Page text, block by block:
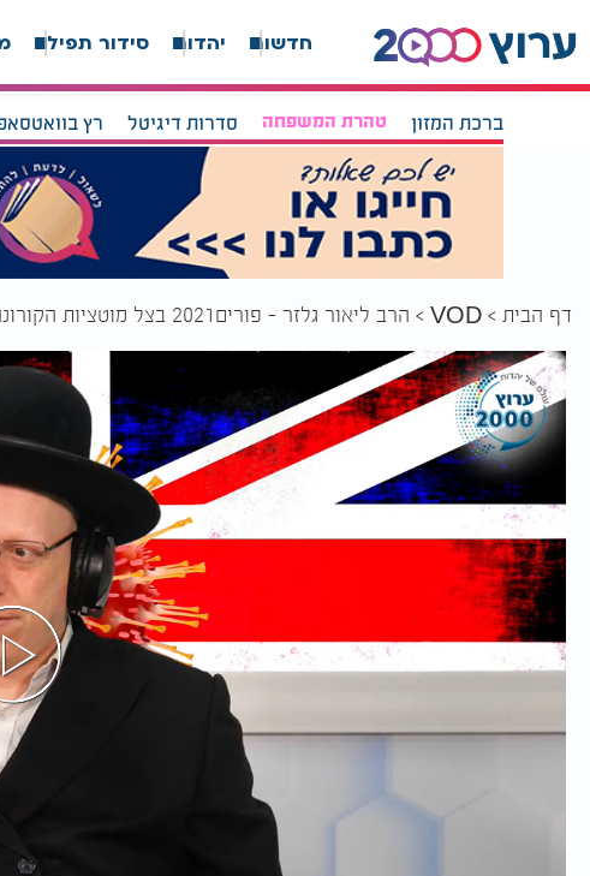
חדשות יהדות סידור תפילה
ברכת המזון טהרת המשפחה סדרות דיגיטל רץ
דף הבית VOD הרב ליאור גלזר - פורים2021 בצל מוטציות הקורונה איך לזכות בישועות מעל הטבע!